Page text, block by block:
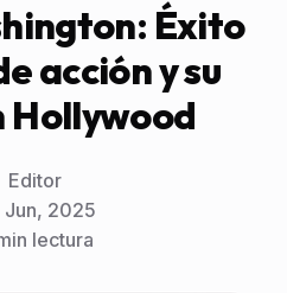
Éxito
acción y su
Hollywood
Editor
Jun, 2025
lectura